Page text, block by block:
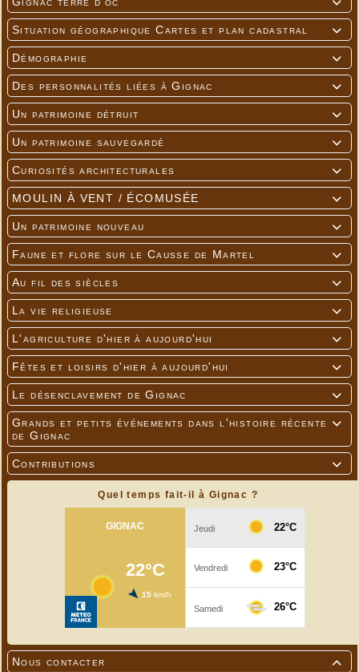


Situation géographique Cartes et plan cadastral

Démographie

Des personnalités liées à Gignac

Un patrimoine détruit

Un patrimoine sauvegardé

Curiosités architecturales

MOULIN À VENT / ÉCOMUSÉE

Un patrimoine nouveau

Faune et flore sur le Causse de Martel

Au fil des siècles

La vie religieuse

L'agriculture d'hier à aujourd'hui

Fêtes et loisirs d'hier à aujourd'hui

Le désenclavement de Gignac

Grands et petits événements dans l'histoire récente
de Gignac

Contributions
Quel temps fait-il à Gignac ?

Nous contacter